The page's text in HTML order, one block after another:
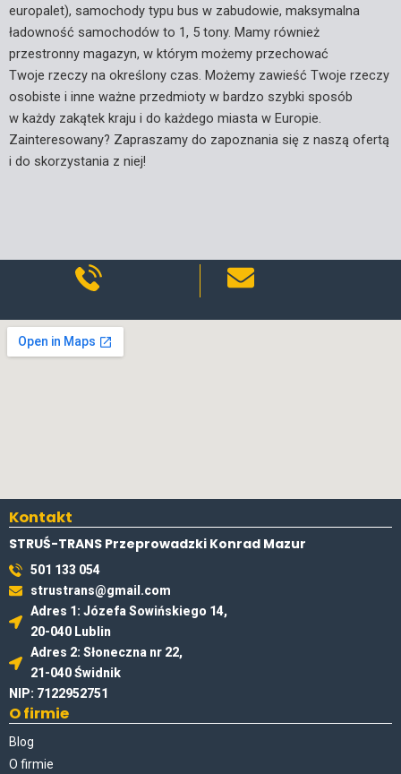
europalet), samochody typu bus w zabudowie, maksymalna
ładowność samochodów to 1, 5 tony. Mamy również
przestronny magazyn, w którym możemy przechować
Twoje rzeczy na określony czas. Możemy zawieść Twoje rzeczy
osobiste i inne ważne przedmioty w bardzo szybki sposób
w każdy zakątek kraju i do każdego miasta w Europie.
Zainteresowany? Zapraszamy do zapoznania się z naszą ofertą
i do skorzystania z niej!
Kontakt
STRUŚ-TRANS Przeprowadzki Konrad Mazur
501 133 054
strustrans@gmail.com
Adres 1: Józefa Sowińskiego 14,
20-040 Lublin
Adres 2: Słoneczna nr 22,
21-040 Świdnik
NIP: 7122952751
O firmie
Blog
O firmie